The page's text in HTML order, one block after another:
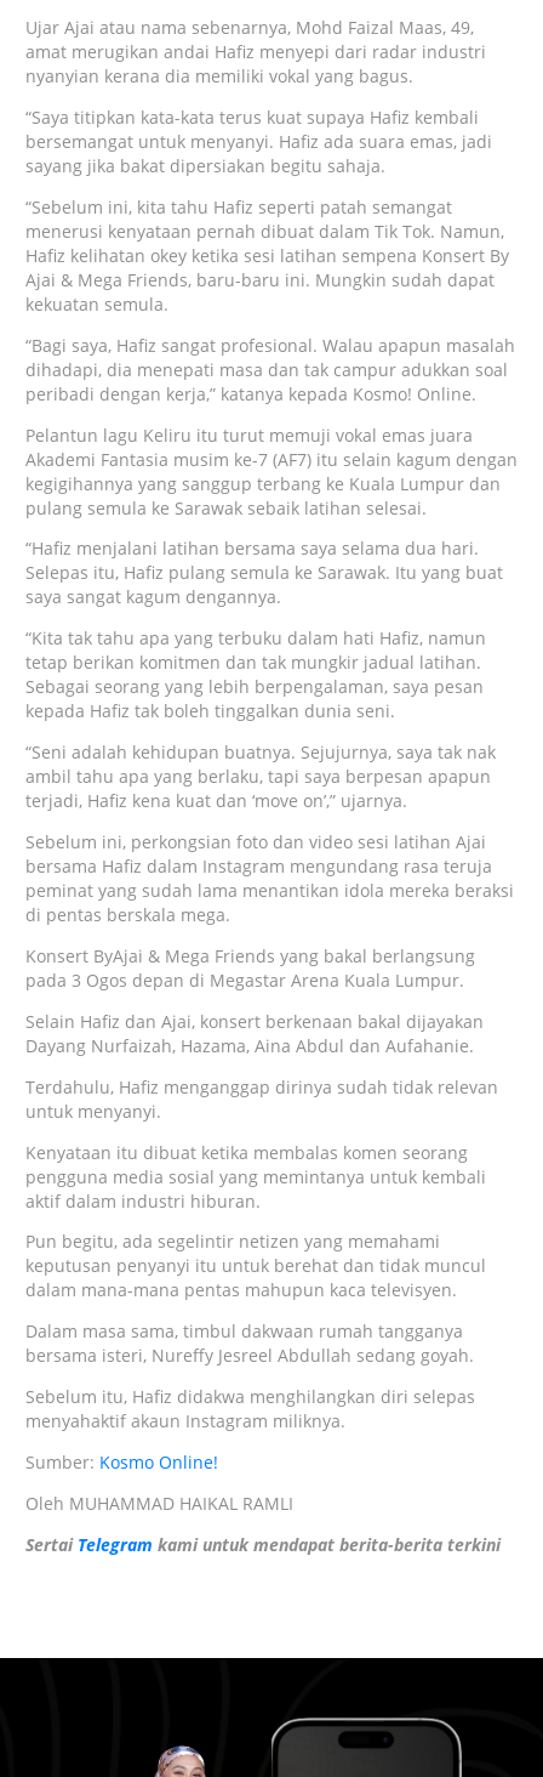
Ujar Ajai atau nama sebenarnya, Mohd Faizal Maas, 49,
amat merugikan andai Hafiz menyepi dari radar industri
nyanyian kerana dia memiliki vokal yang bagus.
“Saya titipkan kata-kata terus kuat supaya Hafiz kembali
bersemangat untuk menyanyi. Hafiz ada suara emas, jadi
sayang jika bakat dipersiakan begitu sahaja.
“Sebelum ini, kita tahu Hafiz seperti patah semangat
menerusi kenyataan pernah dibuat dalam Tik Tok. Namun,
Hafiz kelihatan okey ketika sesi latihan sempena Konsert By
Ajai & Mega Friends, baru-baru ini. Mungkin sudah dapat
kekuatan semula.
“Bagi saya, Hafiz sangat profesional. Walau apapun masalah
dihadapi, dia menepati masa dan tak campur adukkan soal
peribadi dengan kerja,” katanya kepada Kosmo! Online.
Pelantun lagu Keliru itu turut memuji vokal emas juara
Akademi Fantasia musim ke-7 (AF7) itu selain kagum dengan
kegigihannya yang sanggup terbang ke Kuala Lumpur dan
pulang semula ke Sarawak sebaik latihan selesai.
“Hafiz menjalani latihan bersama saya selama dua hari.
Selepas itu, Hafiz pulang semula ke Sarawak. Itu yang buat
saya sangat kagum dengannya.
“Kita tak tahu apa yang terbuku dalam hati Hafiz, namun
tetap berikan komitmen dan tak mungkir jadual latihan.
Sebagai seorang yang lebih berpengalaman, saya pesan
kepada Hafiz tak boleh tinggalkan dunia seni.
“Seni adalah kehidupan buatnya. Sejujurnya, saya tak nak
ambil tahu apa yang berlaku, tapi saya berpesan apapun
terjadi, Hafiz kena kuat dan ‘move on’,” ujarnya.
Sebelum ini, perkongsian foto dan video sesi latihan Ajai
bersama Hafiz dalam Instagram mengundang rasa teruja
peminat yang sudah lama menantikan idola mereka beraksi
di pentas berskala mega.
Konsert ByAjai & Mega Friends yang bakal berlangsung
pada 3 Ogos depan di Megastar Arena Kuala Lumpur.
Selain Hafiz dan Ajai, konsert berkenaan bakal dijayakan
Dayang Nurfaizah, Hazama, Aina Abdul dan Aufahanie.
Terdahulu, Hafiz menganggap dirinya sudah tidak relevan
untuk menyanyi.
Kenyataan itu dibuat ketika membalas komen seorang
pengguna media sosial yang memintanya untuk kembali
aktif dalam industri hiburan.
Pun begitu, ada segelintir netizen yang memahami
keputusan penyanyi itu untuk berehat dan tidak muncul
dalam mana-mana pentas mahupun kaca televisyen.
Dalam masa sama, timbul dakwaan rumah tangganya
bersama isteri, Nureffy Jesreel Abdullah sedang goyah.
Sebelum itu, Hafiz didakwa menghilangkan diri selepas
menyahaktif akaun Instagram miliknya.
Sumber: Kosmo Online!
Oleh MUHAMMAD HAIKAL RAMLI
Sertai Telegram kami untuk mendapat berita-berita terkini